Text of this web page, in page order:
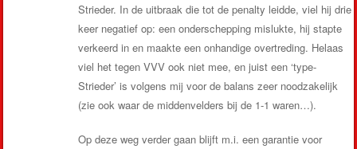
Strieder. In de uitbraak die tot de penalty leidde, viel hij drie
keer negatief op: een onderschepping mislukte, hij stapte
verkeerd in en maakte een onhandige overtreding. Helaas
viel het tegen VVV ook niet mee, en juist een ‘type-
Strieder’ is volgens mij voor de balans zeer noodzakelijk
(zie ook waar de middenvelders bij de 1-1 waren…).
Op deze weg verder gaan blijft m.i. een garantie voor